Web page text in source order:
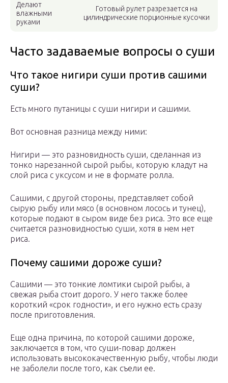
Делают
влажными
руками
Готовый рулет разрезается на
цилиндрические порционные кусочки
Часто задаваемые вопросы о суши
Что такое нигири суши против сашими
суши?
Есть много путаницы с суши нигири и сашими.
Вот основная разница между ними:
Нигири — это разновидность суши, сделанная из
тонко нарезанной сырой рыбы, которую кладут на
слой риса с уксусом и не в формате ролла.
Сашими, с другой стороны, представляет собой
сырую рыбу или мясо (в основном лосось и тунец),
которые подают в сыром виде без риса. Это все еще
считается разновидностью суши, хотя в нем нет
риса.
Почему сашими дороже суши?
Сашими — это тонкие ломтики сырой рыбы, а
свежая рыба стоит дорого. У него также более
короткий «срок годности», и его нужно есть сразу
после приготовления.
Еще одна причина, по которой сашими дороже,
заключается в том, что суши-повар должен
использовать высококачественную рыбу, чтобы люди
не заболели после того, как съели ее.